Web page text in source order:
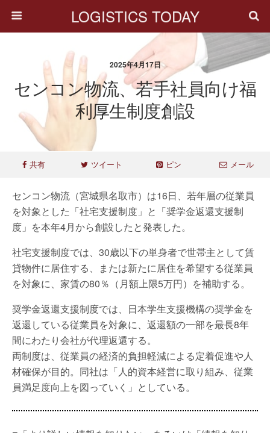
LOGISTICS TODAY
2025年4月17日
センコン物流、若手社員向け福
利厚生制度創設
共有 ツイート ピン メール
センコン物流（宮城県名取市）は16日、若年層の従業員
を対象とした「社宅支援制度」と「奨学金返還支援制
度」を本年4月から創設したと発表した。
社宅支援制度では、30歳以下の単身者で世帯主として賃
貸物件に居住する、または新たに居住を希望する従業員
を対象に、家賃の80％（月額上限5万円）を補助する。
奨学金返還支援制度では、日本学生支援機構の奨学金を
返還している従業員を対象に、返還額の一部を最長8年
間にわたり会社が代理返還する。
両制度は、従業員の経済的負担軽減による定着促進や人
材確保が目的。同社は「人的資本経営に取り組み、従業
員満足度向上を図っていく」としている。